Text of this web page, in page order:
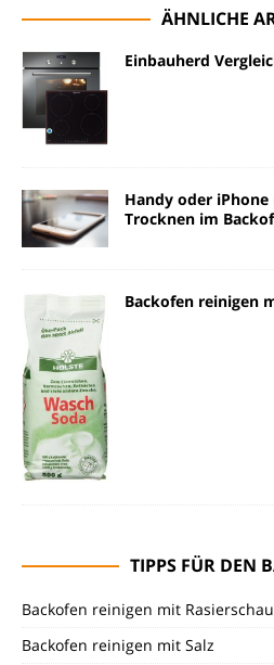
ÄHNLICHE
Einbauherd
Handy oder iPhone
Trocknen im
Backofen reinigen
TIPPS FÜR DEN
Backofen reinigen mit
Backofen reinigen mit Salz